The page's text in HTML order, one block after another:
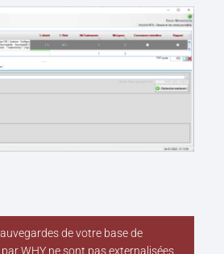
de votre base de
WHY ne sont pas externalisées